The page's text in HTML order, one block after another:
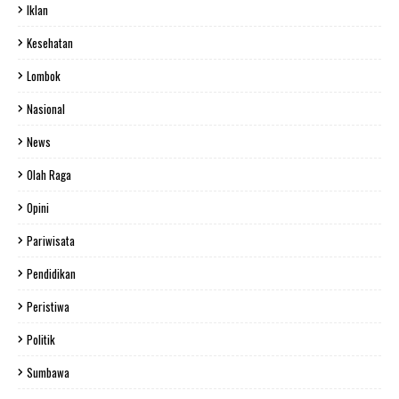
Iklan
Kesehatan
Lombok
Nasional
News
Olah Raga
Opini
Pariwisata
Pendidikan
Peristiwa
Politik
Sumbawa